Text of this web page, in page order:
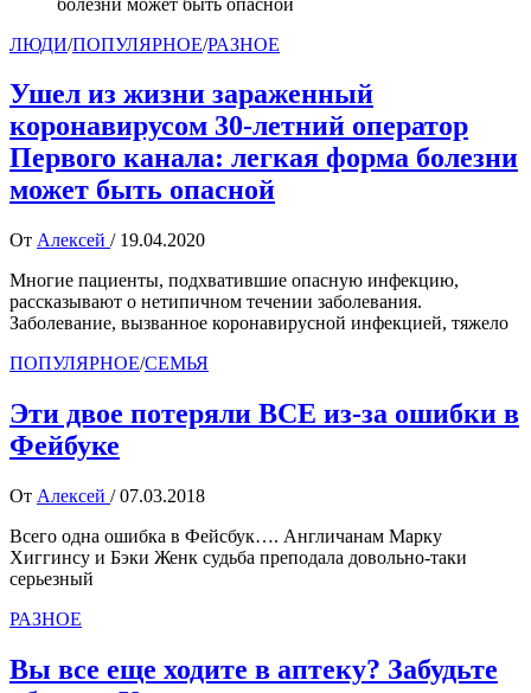
ЛЮДИ/ПОПУЛЯРНОЕ/РАЗНОЕ
Ушел из жизни зараженный
коронавирусом 30-летний оператор
Первого канала: легкая форма болезни
может быть опасной
От Алексей / 19.04.2020
Многие пациенты, подхватившие опасную инфекцию,
рассказывают о нетипичном течении заболевания.
Заболевание, вызванное коронавирусной инфекцией, тяжело
ПОПУЛЯРНОЕ/СЕМЬЯ
Эти двое потеряли ВСЕ из-за ошибки в
Фейбуке
От Алексей / 07.03.2018
Всего одна ошибка в Фейсбук…. Англичанам Марку
Хиггинсу и Бэки Женк судьба преподала довольно-таки
серьезный
РАЗНОЕ
Вы все еще ходите в аптеку? Забудьте